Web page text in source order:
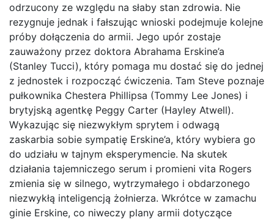
odrzucony ze względu na słaby stan zdrowia. Nie
rezygnuje jednak i fałszując wnioski podejmuje kolejne
próby dołączenia do armii. Jego upór zostaje
zauważony przez doktora Abrahama Erskine’a
(Stanley Tucci), który pomaga mu dostać się do jednej
z jednostek i rozpocząć ćwiczenia. Tam Steve poznaje
pułkownika Chestera Phillipsa (Tommy Lee Jones) i
brytyjską agentkę Peggy Carter (Hayley Atwell).
Wykazując się niezwykłym sprytem i odwagą
zaskarbia sobie sympatię Erskine’a, który wybiera go
do udziału w tajnym eksperymencie. Na skutek
działania tajemniczego serum i promieni vita Rogers
zmienia się w silnego, wytrzymałego i obdarzonego
niezwykłą inteligencją żołnierza. Wkrótce w zamachu
ginie Erskine, co niweczy plany armii dotyczące